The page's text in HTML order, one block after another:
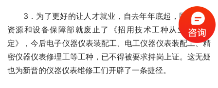
3．为了更好的让人才就业，自去年年底起，国家人力
资源和设备保障部就废止了《招用技术工种从业人员规
定》，今后电子仪器仪表装配工、电工仪器仪表装配工、精
密仪器仪表修理工等工种，已不得被要求持岗上证。这无疑
也为新晋的仪器仪表维修工们开辟了一条捷径。